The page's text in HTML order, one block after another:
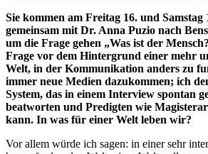
Sie kommen am Freitag 16. und Samstag
gemeinsam mit Dr. Anna Puzio nach
um die Frage gehen „Was ist der
Frage vor dem Hintergrund einer mehr
Welt, in der Kommunikation anders zu
immer neue Medien dazukommen; ich
System, das in einem Interview spontan
beatworten und Predigten wie
kann. In was für einer Welt leben wir?
Vor allem würde ich sagen: in einer sehr